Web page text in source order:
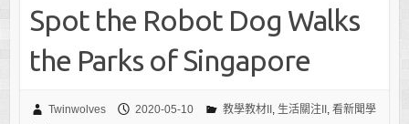
Spot the Robot Dog Walks
the Parks of Singapore
Twinwolves 2020-05-10 教學教材II , 生活關注II , 看新聞學